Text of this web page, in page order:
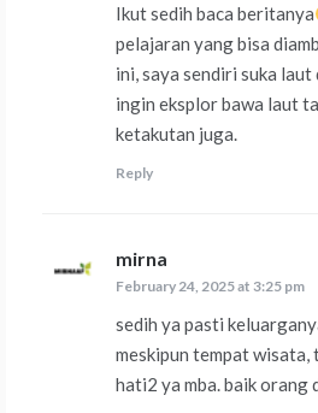
Ikut sedih baca beritanya
pelajaran yang bisa
ini, saya sendiri suka
ingin eksplor bawa laut
ketakutan juga.
Reply
mirna
February 24, 2025 at 3:25 pm
sedih ya pasti
meskipun tempat wisata,
hati2 ya mba. baik orang